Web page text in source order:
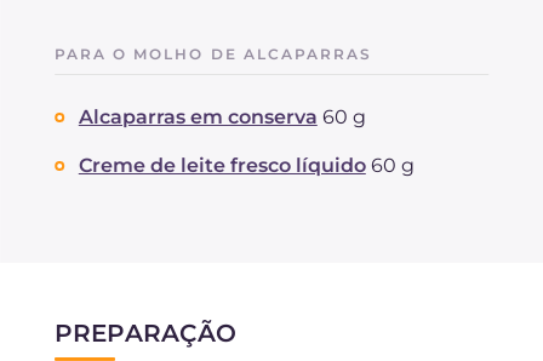
PARA O MOLHO DE ALCAPARRAS
Alcaparras em conserva 60 g
Creme de leite fresco líquido 60 g
PREPARAÇÃO